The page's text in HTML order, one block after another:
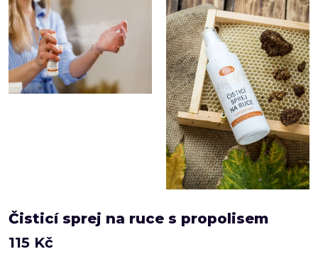
Čisticí sprej na ruce s propolisem
115 Kč